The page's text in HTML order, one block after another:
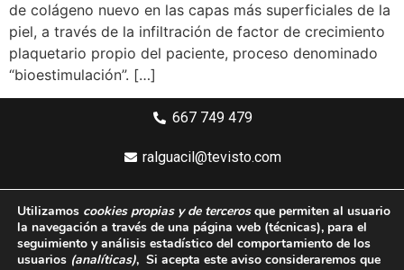
de colágeno nuevo en las capas más superficiales de la
piel, a través de la infiltración de factor de crecimiento
plaquetario propio del paciente, proceso denominado
“bioestimulación”. […]
667 749 479
ralguacil@tevisto.com
Aviso legal
Utilizamos cookies propias y de tercerosque permiten al usuario
la navegación a través de una página web (técnicas), para el
seguimiento y análisis estadístico del comportamiento de los
usuarios (analíticas), Si acepta este aviso consideraremos que